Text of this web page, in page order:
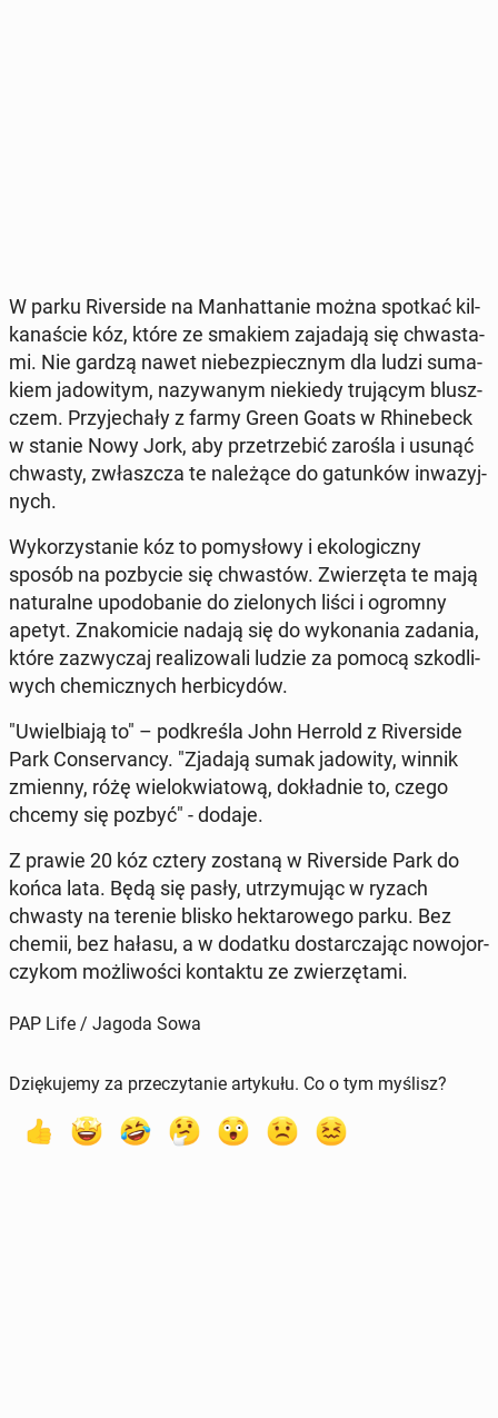
W parku Ri­ver­si­de na Man­hat­ta­nie można spotkać kil­
ka­na­ście kóz, które ze smakiem za­ja­da­ją się chwa­sta­
mi. Nie gardzą nawet nie­bez­piecz­nym dla ludzi su­ma­
kiem ja­do­wi­tym, na­zy­wa­nym nie­kie­dy tru­ją­cym blusz­
czem. Przy­je­cha­ły z farmy Green Goats w Rhi­ne­beck
w stanie Nowy Jork, aby prze­trze­bić zarośla i usunąć
chwasty, zwłasz­cza te na­le­żą­ce do ga­tun­ków in­wa­zyj­
nych.
Wy­ko­rzy­sta­nie kóz to po­my­sło­wy i eko­lo­gicz­ny
sposób na po­zby­cie się chwa­stów. Zwie­rzę­ta te mają
na­tu­ral­ne upodo­ba­nie do zie­lo­nych liści i ogromny
apetyt. Zna­ko­mi­cie nadają się do wy­ko­na­nia zadania,
które za­zwy­czaj re­ali­zo­wa­li ludzie za pomocą szko­dli­
wych che­micz­nych her­bi­cy­dów.
"Uwiel­bia­ją to" – pod­kre­śla John Herrold z Ri­ver­si­de
Park Con­se­rvan­cy. "Zjadają sumak ja­do­wi­ty, winnik
zmienny, różę wie­lo­kwia­to­wą, do­kład­nie to, czego
chcemy się pozbyć" - dodaje.
Z prawie 20 kóz cztery zostaną w Ri­ver­si­de Park do
końca lata. Będą się pasły, utrzy­mu­jąc w ryzach
chwasty na terenie blisko hek­ta­ro­we­go parku. Bez
chemii, bez hałasu, a w dodatku do­star­cza­jąc no­wo­jor­
czy­kom moż­li­wo­ści kon­tak­tu ze zwie­rzę­ta­mi.
PAP Life / Jagoda Sowa
Dziękujemy za przeczytanie artykułu. Co o tym myślisz?